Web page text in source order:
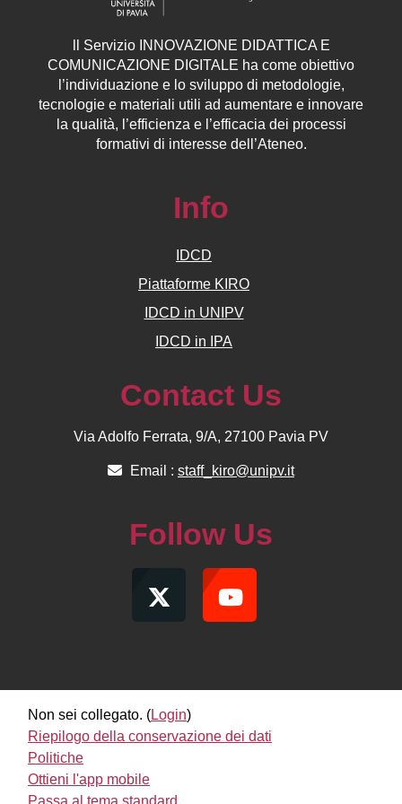
Servizio INNOVAZIONE DIDATTICA E
COMUNICAZIONE DIGITALE ha come obiettivo
l’individuazione e lo sviluppo di metodologie,
tecnologie e materiali utili ad aumentare e innovare
la qualità, l’efficienza e l’efficacia dei processi
formativi di interesse dell’Ateneo.
Info
IDCD
Piattaforme KIRO
IDCD in UNIPV
IDCD in IPA
Contact Us
Via Adolfo Ferrata, 9/A, 27100 Pavia PV
Email : staff_kiro@unipv.it
Follow Us
Non sei collegato. (Login)
Riepilogo della conservazione dei dati
Politiche
Ottieni l'app mobile